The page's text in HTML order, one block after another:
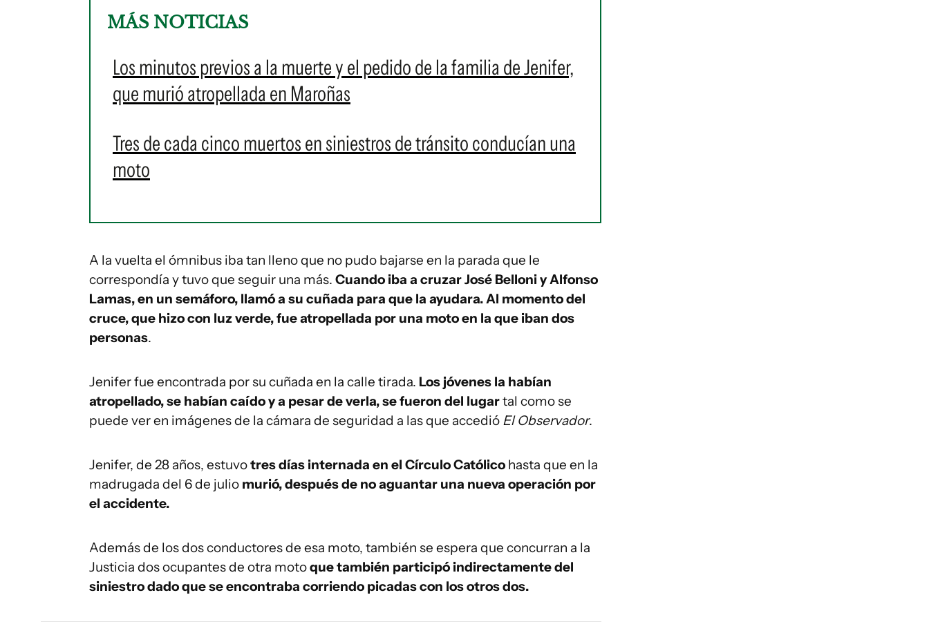
MÁS NOTICIAS
Los minutos previos a la muerte y el pedido de la familia de Jenifer,
que murió atropellada en Maroñas
Tres de cada cinco muertos en siniestros de tránsito conducían una
moto
A la vuelta el ómnibus iba tan lleno que no pudo bajarse en la parada que le
correspondía y tuvo que seguir una más. Cuando iba a cruzar José Belloni y Alfonso
Lamas, en un semáforo, llamó a su cuñada para que la ayudara. Al momento del
cruce, que hizo con luz verde, fue atropellada por una moto en la que iban dos
personas.
Jenifer fue encontrada por su cuñada en la calle tirada. Los jóvenes la habían
atropellado, se habían caído y a pesar de verla, se fueron del lugartal como se
puede ver en imágenes de la cámara de seguridad a las que accedió El Observador.
Jenifer, de 28 años, estuvotres días internada en el Círculo Católico hasta que en la
madrugada del 6 de julio murió, después de no aguantar una nueva operación por
el accidente.
Además de los dos conductores de esa moto, también se espera que concurran a la
Justicia dos ocupantes de otra motoque también participó indirectamente del
siniestro dado que se encontraba corriendo picadas con los otros dos.